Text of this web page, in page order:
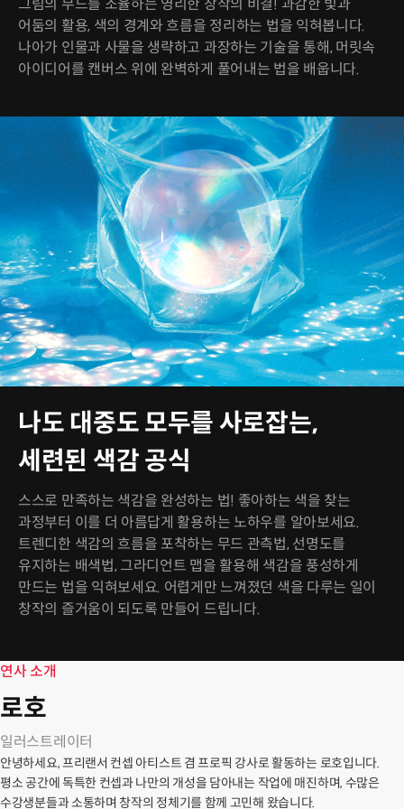
그림의 무드를 조율하는 영리한 창작의 비결! 과감한 빛과
어둠의 활용, 색의 경계와 흐름을 정리하는 법을 익혀봅니다.
나아가 인물과 사물을 생략하고 과장하는 기술을 통해, 머릿속
아이디어를 캔버스 위에 완벽하게 풀어내는 법을 배웁니다.
나도 대중도 모두를 사로잡는,
세련된 색감 공식
스스로 만족하는 색감을 완성하는 법! 좋아하는 색을 찾는
과정부터 이를 더 아름답게 활용하는 노하우를 알아보세요.
트렌디한 색감의 흐름을 포착하는 무드 관측법, 선명도를
유지하는 배색법, 그라디언트 맵을 활용해 색감을 풍성하게
만드는 법을 익혀보세요. 어렵게만 느껴졌던 색을 다루는 일이
창작의 즐거움이 되도록 만들어 드립니다.
연사 소개
로호
일러스트레이터
안녕하세요, 프리랜서 컨셉 아티스트 겸 프로픽 강사로 활동하는 로호입니다.
평소 공간에 독특한 컨셉과 나만의 개성을 담아내는 작업에 매진하며, 수많은
수강생분들과 소통하며 창작의 정체기를 함께 고민해 왔습니다.